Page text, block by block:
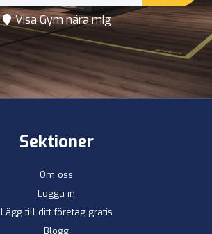
Visa Gym nära mig
Sektioner
Om oss
Logga in
Lägg till ditt företag gratis
Blogg